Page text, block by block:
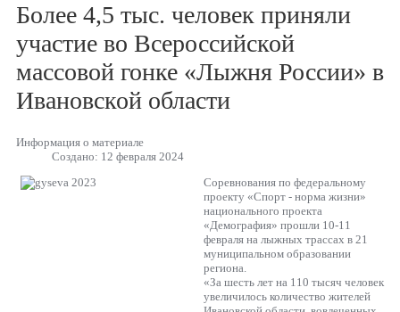
Более 4,5 тыс. человек приняли
участие во Всероссийской
массовой гонке «Лыжня России» в
Ивановской области
Информация о материале
Создано: 12 февраля 2024
Соревнования по федеральному
проекту «Спорт - норма жизни»
национального проекта
«Демография» прошли 10-11
февраля на лыжных трассах в 21
муниципальном образовании
региона.
«За шесть лет на 110 тысяч человек
увеличилось количество жителей